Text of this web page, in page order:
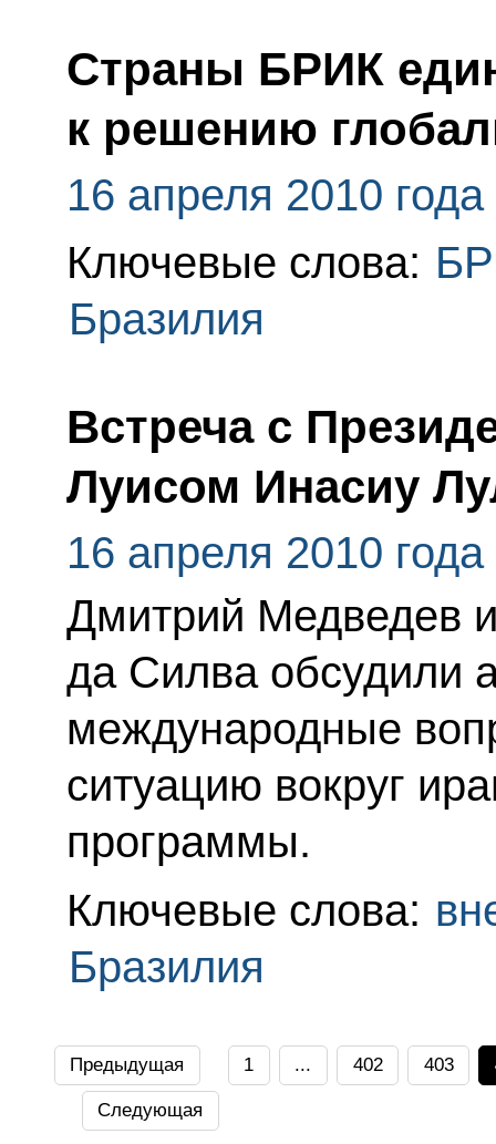
Страны БРИК
к решению
16 апреля 2010 года
Ключевые слова:
Бразилия
Встреча с
Луисом Инасиу
16 апреля 2010 года
Дмитрий Медведев
да Силва обсудили
международные
ситуацию вокруг
программы.
Ключевые слова:
Бразилия
Предыдущая 1 ... 402 403
Следующая